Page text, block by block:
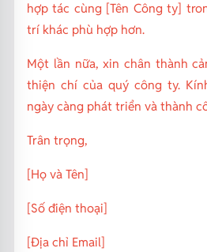
hợp tác cùng [Tên Công ty]
trí khác phù hợp hơn.
Một lần nữa, xin chân thành
thiện chí của quý công ty.
ngày càng phát triển và thành
Trân trọng,
[Họ và Tên]
[Số điện thoại]
[Địa chỉ Email]